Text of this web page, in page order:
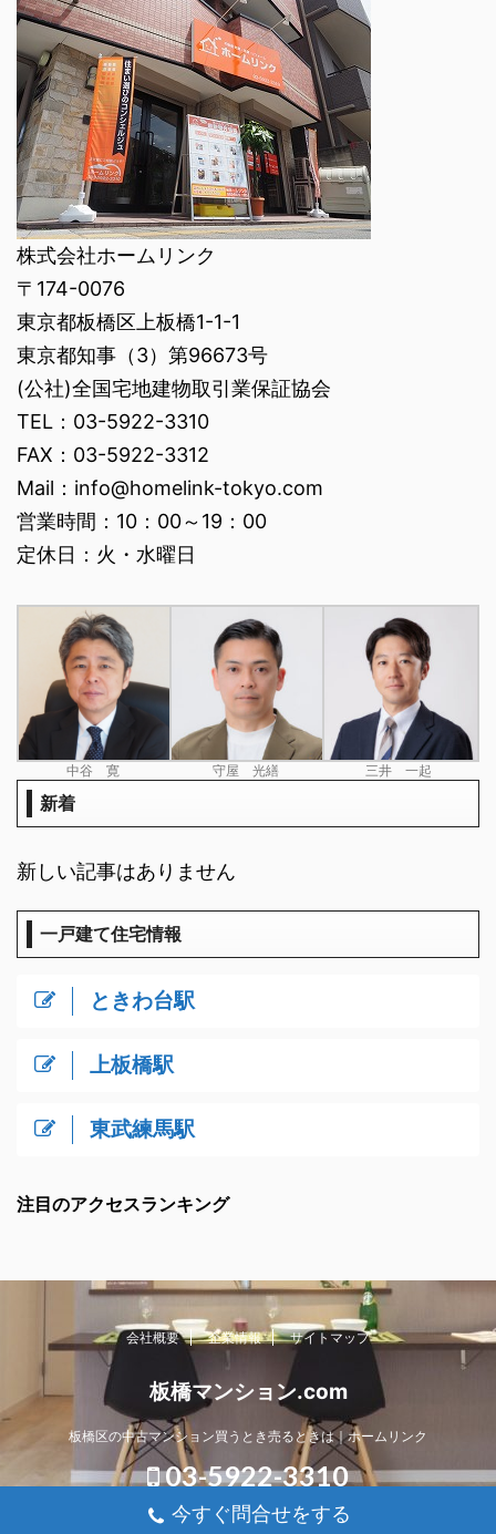
株式会社ホームリンク
〒174-0076
東京都板橋区上板橋1-1-1
東京都知事（3）第96673号
(公社)全国宅地建物取引業保証協会
TEL：03-5922-3310
FAX：03-5922-3312
Mail：info@homelink-tokyo.com
営業時間：10：00～19：00
定休日：火・水曜日
中谷 寛 守屋 光繕 三井 一起
新着
新しい記事はありません
一戸建て住宅情報
ときわ台駅
上板橋駅
東武練馬駅
注目のアクセスランキング
会社概要 企業情報 サイトマップ
板橋マンション.com
板橋区の中古マンション買うとき売るときは｜ホームリンク
03-5922-3310
Copyright© 板橋マンション.com , 2026 All Rights Reserved.
今すぐ問合せをする